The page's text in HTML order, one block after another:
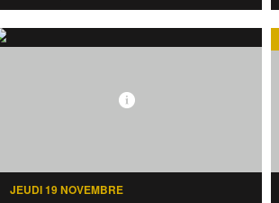
JEUDI 19 NOVEMBRE